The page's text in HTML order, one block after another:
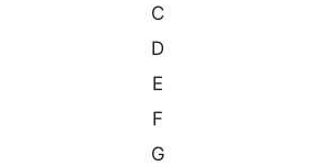
C
D
E
F
G